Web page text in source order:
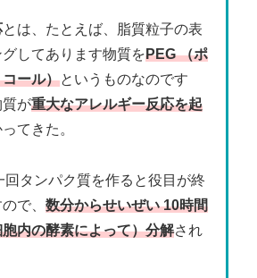
とは、たとえば、脂質粒子の表
してあります物質をPEG （ポ
ール）というものなのです
質が重大なアレルギー反応を起
てきた。
回タンパク質を作ると役目が終
で、 数分からせいぜい 10時間
内の酵素によって）分解され